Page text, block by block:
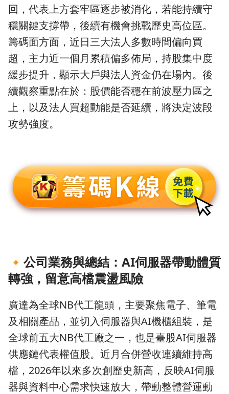
回，代表上方套牢區逐步被消化，若能持續守
穩關鍵支撐帶，後續有機會挑戰歷史高位區。
籌碼面方面，近日三大法人多數時間偏向買
超，主力近一個月累積偏多佈局，持股集中度
緩步提升，顯示大戶與法人資金仍在場內。後
續觀察重點在於：股價能否穩在前波壓力區之
上，以及法人買超動能是否延續，將決定波段
攻勢強度。
🔸 公司業務與總結：AI伺服器帶動體質
轉強，留意高檔震盪風險
廣達為全球NB代工龍頭，主要聚焦電子、筆電
及相關產品，並切入伺服器與AI機櫃組裝，是
全球前五大NB代工廠之一，也是臺股AI伺服器
供應鏈代表權值股。近月合併營收連續維持高
檔，2026年以來多次創歷史新高，反映AI伺服
器與資料中心需求快速放大，帶動整體營運動